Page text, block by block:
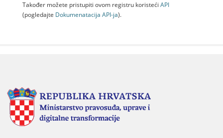
Također možete pristupiti ovom registru koristeći API
(pogledajte Dokumenаtаcijа API-jа).